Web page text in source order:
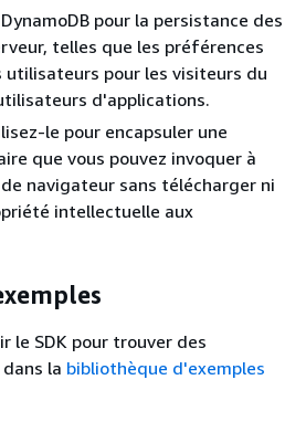
pour la persistance des
telles que les préférences
utilisateurs pour les visiteurs du
d'applications.
le pour encapsuler une
que vous pouvez invoquer à
navigateur sans télécharger ni
intellectuelle aux
le SDK pour trouver des
la bibliothèque d'exemples